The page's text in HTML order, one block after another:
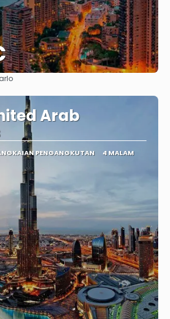
Arab
PENGANGKUTAN 4 MALAM